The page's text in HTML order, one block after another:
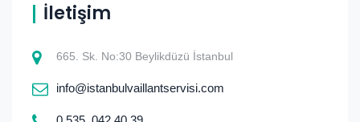
İletişim
665. Sk. No:30 Beylikdüzü İstanbul
info@istanbulvaillantservisi.com